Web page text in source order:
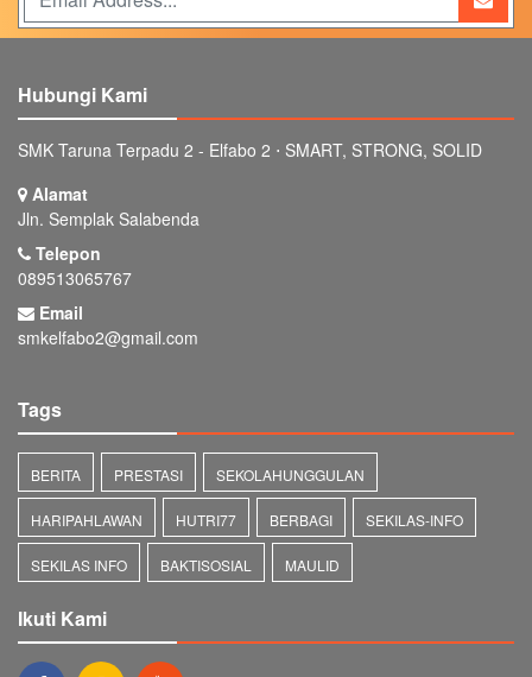
Hubungi Kami
SMK Taruna Terpadu 2 - Elfabo 2 ⋅ SMART, STRONG, SOLID
Alamat
Jln. Semplak Salabenda
Telepon
089513065767
Email
smkelfabo2@gmail.com
Tags
BERITA PRESTASI SEKOLAHUNGGULAN
HARIPAHLAWAN HUTRI77 BERBAGI SEKILAS-INFO
SEKILAS INFO BAKTISOSIAL MAULID
Ikuti Kami